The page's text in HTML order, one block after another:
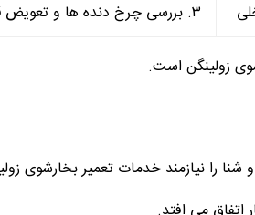
۳. بررسی چرخ دنده ها و تعویض قطعات آسیب دیده، روانکاری مناسب اجزا.
زولینگن است.
را نیازمند خدمات تعمیر بخارشوی